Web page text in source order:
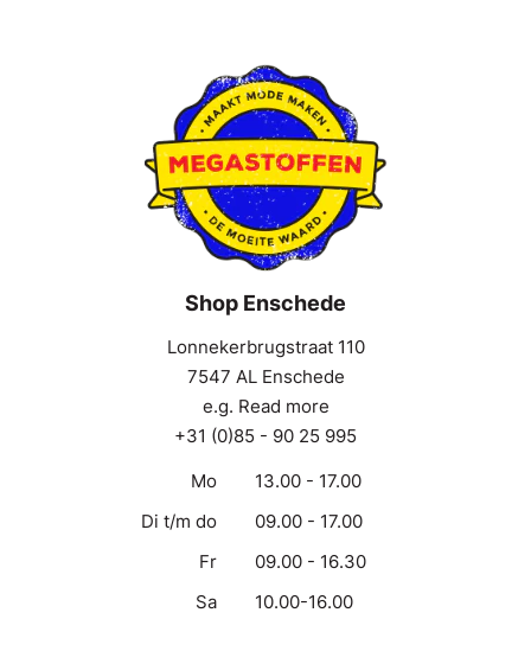
Shop Enschede
Lonnekerbrugstraat 110
7547 AL Enschede
e.g. Read more
+31 (0)85 - 90 25 995
Mo
13.00 - 17.00
Di t/m do
09.00 - 17.00
Fr
09.00 - 16.30
Sa
10.00-16.00